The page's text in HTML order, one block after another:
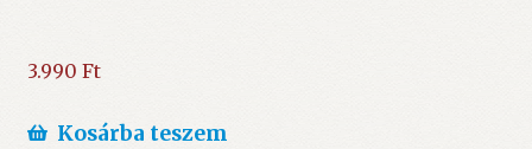
3.990 Ft
Kosárba teszem